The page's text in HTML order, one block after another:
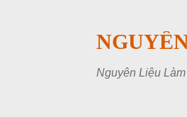
Nguyên Liệu